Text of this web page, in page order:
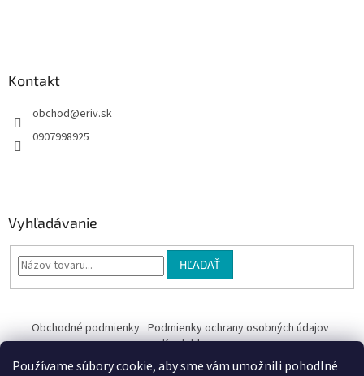
Používame súbory cookie, aby sme vám umožnili pohodlné
Kontakt
obchod@eriv.sk
0907998925
Vyhľadávanie
HĽADAŤ
Obchodné podmienky Podmienky ochrany osobných údajov
Kontakty